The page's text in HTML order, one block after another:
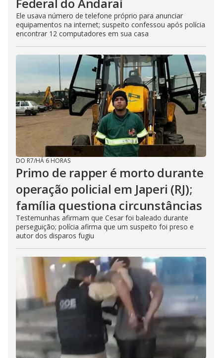
Ele usava número de telefone próprio para anunciar
equipamentos na internet; suspeito confessou após polícia
encontrar 12 computadores em sua casa
DO R7/HÁ 6 HORAS
Primo de rapper é morto durante
operação policial em Japeri (RJ);
família questiona circunstâncias
Testemunhas afirmam que Cesar foi baleado durante
perseguição; polícia afirma que um suspeito foi preso e
autor dos disparos fugiu